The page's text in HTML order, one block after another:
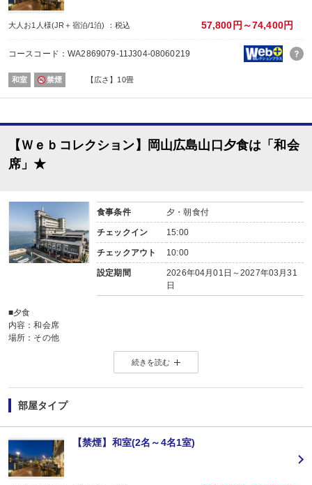
【お楽しみメニュー】
・姉妹館「景勝館 漣亭」との湯めぐりをお楽しみいただけます。
■夕食
場所:
その他（ダイニング）
内容:
【時間】17：30～ 最終開始時間19：00
場所:
その他（ダイニング）
内容:
大人お1人様(JR＋宿泊/1泊) ：税込 57,800円～74,400円
コースコード：WA2869079-11J304-08060219
和室 禁煙 【広さ】10畳
【Ｗｅｂコレクション】岡山広島山口夕食は「和会
席」★
食事条件 夕・朝食付
チェックイン 15:00
チェックアウト 10:00
設定期間
2026年04月01日～2027年03月31
日
■夕食
内容：和会席
場所：その他
１７：３０～ 最終開始１９：００
内容：ビュッフェ又は和朝食
※お選びいただけません
場所：その他
ダイニング
７：００～ 最終開始９：００
続きを読む
部屋タイプ
【禁煙】和室(2名～4名1室)